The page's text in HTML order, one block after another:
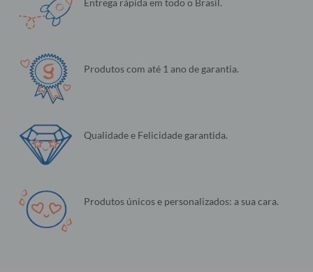
Entrega rápida em todo o Brasil.
Produtos com até 1 ano de garantia.
Qualidade e Felicidade garantida.
Produtos únicos e personalizados: a sua cara.